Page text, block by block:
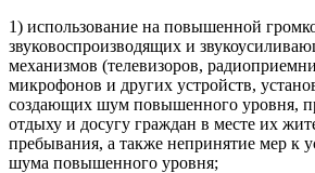
1) использование на повышенной
звуковоспроизводящих и
механизмов (телевизоров,
микрофонов и других устройств,
создающих шум повышенного уровня,
отдыху и досугу граждан в месте их
пребывания, а также непринятие мер к
шума повышенного уровня;